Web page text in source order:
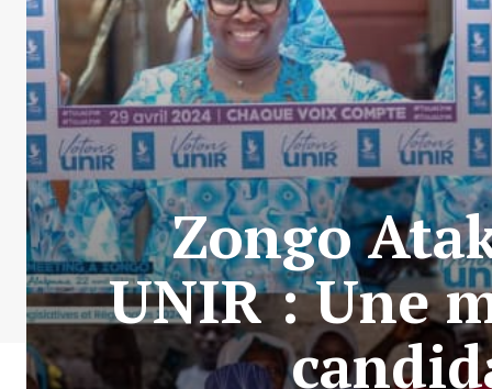
Zongo
UNIR : Une